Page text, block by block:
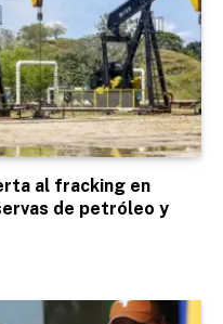
al fracking en
de petróleo y